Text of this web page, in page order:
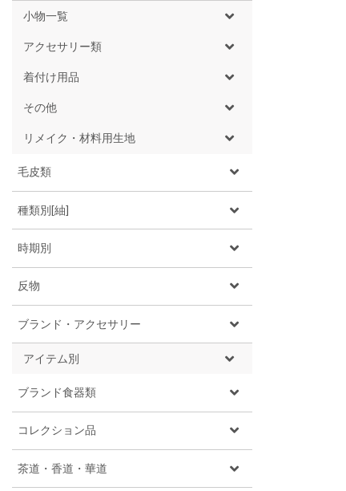
小物一覧
アクセサリー類
着付け用品
その他
リメイク・材料用生地
毛皮類
種類別[紬]
時期別
反物
ブランド・アクセサリー
アイテム別
ブランド食器類
コレクション品
茶道・香道・華道